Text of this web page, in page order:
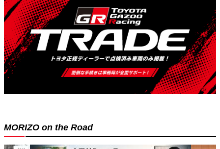
MORIZO on the Road